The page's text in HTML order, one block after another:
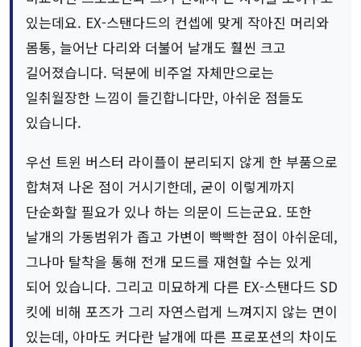
있는데요. EX-스탠다드의 컨셉에 맞게 작아진 머리와
몸통, 늘어난 다리와 더불어 날개도 훨씬 크고
길어졌습니다. 덕분에 비주얼 자체만으로는
일취월장한 느낌이 들긴합니다만, 아쉬운 점들도
있습니다.
우선 트윈 버스터 라이플이 분리되지 않게 한 부품으로
합쳐져 나온 점이 거시기한데, 굳이 이렇게까지
단순화할 필요가 있나 하는 의문이 드는군요. 또한
날개의 가동범위가 좁고 가변이 빡빡한 점이 아쉬운데,
그나마 탈착을 통해 전개 모드를 재현할 수는 있게
되어 있습니다. 그리고 미묘하게 다른 EX-스탠다드 SD
킷에 비해 포즈가 그리 자연스럽게 느껴지지 않는 면이
있는데, 아마도 커다란 날개에 따른 프로포션의 차이도